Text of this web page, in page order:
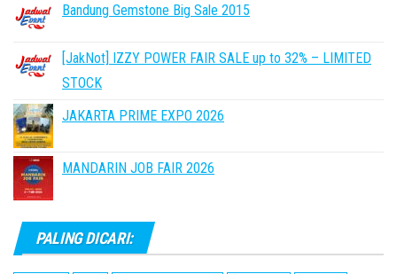
Bandung Gemstone Big Sale 2015
[JakNot] IZZY POWER FAIR SALE up to 32% – LIMITED
STOCK
JAKARTA PRIME EXPO 2026
MANDARIN JOB FAIR 2026
PALING DICARI: